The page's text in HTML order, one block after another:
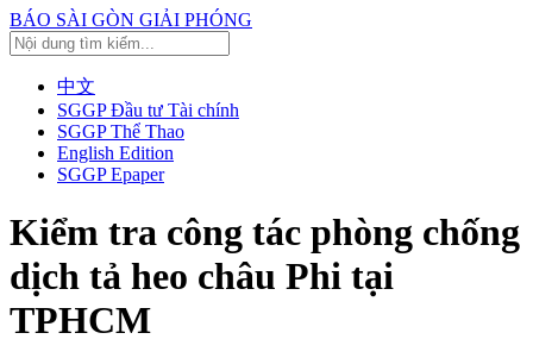
BÁO SÀI GÒN GIẢI PHÓNG
中文
SGGP Đầu tư Tài chính
SGGP Thể Thao
English Edition
SGGP Epaper
Kiểm tra công tác phòng chống
dịch tả heo châu Phi tại
TPHCM